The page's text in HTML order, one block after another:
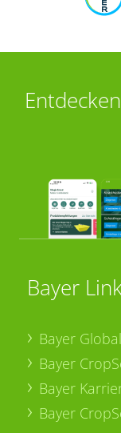
Bayer
Bayer Global
Bayer
Bayer
Bayer